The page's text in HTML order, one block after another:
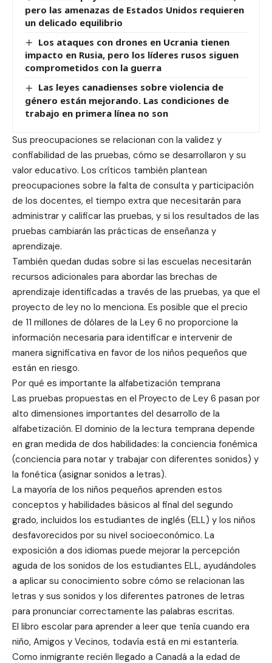
pero las amenazas de Estados Unidos requieren
un delicado equilibrio
Los ataques con drones en Ucrania tienen
impacto en Rusia, pero los líderes rusos siguen
comprometidos con la guerra
Las leyes canadienses sobre violencia de
género están mejorando. Las condiciones de
trabajo en primera línea no son
Sus preocupaciones se relacionan con la validez y
confiabilidad de las pruebas, cómo se desarrollaron y su
valor educativo. Los críticos también plantean
preocupaciones sobre la falta de consulta y participación
de los docentes, el tiempo extra que necesitarán para
administrar y calificar las pruebas, y si los resultados de las
pruebas cambiarán las prácticas de enseñanza y
aprendizaje.
También quedan dudas sobre si las escuelas necesitarán
recursos adicionales para abordar las brechas de
aprendizaje identificadas a través de las pruebas, ya que el
proyecto de ley no lo menciona. Es posible que el precio
de 11 millones de dólares de la Ley 6 no proporcione la
información necesaria para identificar e intervenir de
manera significativa en favor de los niños pequeños que
están en riesgo.
Por qué es importante la alfabetización temprana
Las pruebas propuestas en el Proyecto de Ley 6 pasan por
alto dimensiones importantes del desarrollo de la
alfabetización. El dominio de la lectura temprana depende
en gran medida de dos habilidades: la conciencia fonémica
(conciencia para notar y trabajar con diferentes sonidos) y
la fonética (asignar sonidos a letras).
La mayoría de los niños pequeños aprenden estos
conceptos y habilidades básicos al final del segundo
grado, incluidos los estudiantes de inglés (ELL) y los niños
desfavorecidos por su nivel socioeconómico. La
exposición a dos idiomas puede mejorar la percepción
aguda de los sonidos de los estudiantes ELL, ayudándoles
a aplicar su conocimiento sobre cómo se relacionan las
letras y sus sonidos y los diferentes patrones de letras
para pronunciar correctamente las palabras escritas.
El libro escolar para aprender a leer que tenía cuando era
niño, Amigos y Vecinos, todavía está en mi estantería.
Como inmigrante recién llegado a Canadá a la edad de